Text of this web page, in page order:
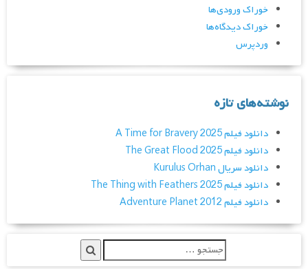
خوراک ورودی‌ها
خوراک دیدگاه‌ها
وردپرس
نوشته‌های تازه
دانلود فیلم A Time for Bravery 2025
دانلود فیلم The Great Flood 2025
دانلود سریال Kurulus Orhan
دانلود فیلم The Thing with Feathers 2025
دانلود فیلم Adventure Planet 2012